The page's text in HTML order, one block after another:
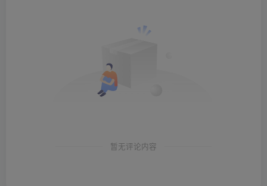
暂无评论内容